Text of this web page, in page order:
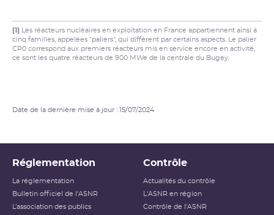
[1]
Les réacteurs nucléaires en exploitation en France appartiennent ainsi à
cinq familles, appelées "paliers", qui diffèrent par certains aspects. Le palier
CP0 correspond aux premiers réacteurs mis en service encore en activité,
ce sont les quatre réacteurs de 900 MWe de la centrale du Bugey.
Date de la dernière mise à jour : 15/07/2024
Réglementation
La réglementation
Bulletin officiel de l'ASNR
L’association des publics
Contrôle
Actualités du contrôle
L'ASNR en région
Contrôle de l'ASNR